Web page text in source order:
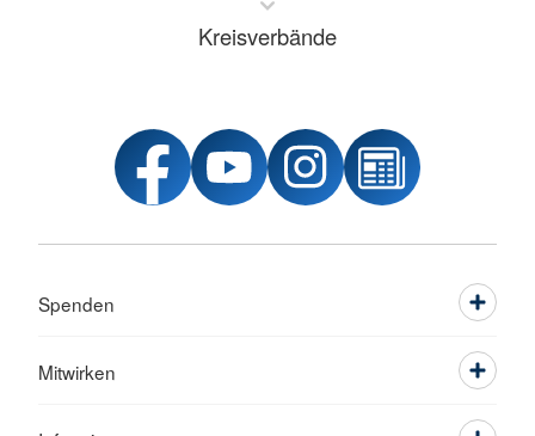
Kreisverbände
Spenden
Mitwirken